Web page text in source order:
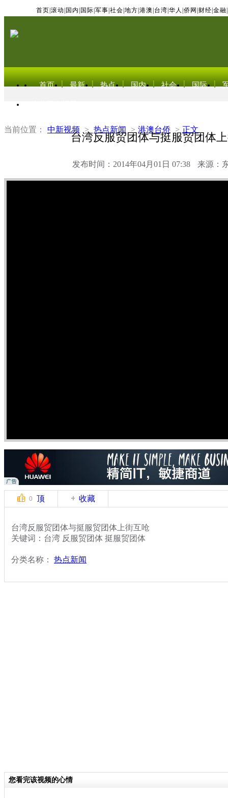
首页 滚动 国内 国际 军事 社会 地方 港澳 台湾 华人 侨网 财经 金融
首页 最新 热点 国内 社会 国际
当前位置： 中新视频 > 热点新闻 > 港澳台侨 > 正文
台湾反服贸团体与挺服贸团体
发布时间：2014年04月01日 07:38 来源：
0 顶 收藏
台湾反服贸团体与挺服贸团体上街互呛
关键词：台湾 反服贸团体 挺服贸团体
分类名称： 热点新闻
您看完该视频的心情